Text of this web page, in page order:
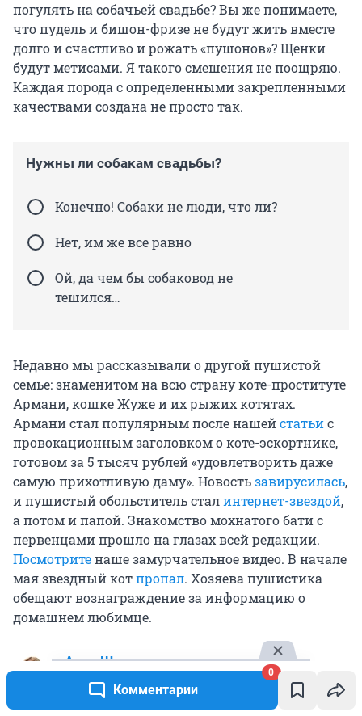
Комментарии
0
погулять на собачьей свадьбе? Вы же понимаете,
что пудель и бишон-фризе не будут жить вместе
долго и счастливо и рожать «пушонов»? Щенки
будут метисами. Я такого смешения не поощряю.
Каждая порода с определенными закрепленными
качествами создана не просто так.
Нужны ли собакам свадьбы?
Конечно! Собаки не люди, что ли?
Нет, им же все равно
Ой, да чем бы собаковод не
тешился…
Недавно мы рассказывали о другой пушистой
семье: знаменитом на всю страну коте-проституте
Армани, кошке Жуже и их рыжих котятах.
Армани стал популярным после нашейстатьис
провокационным заголовком о коте-эскортнике,
готовом за 5 тысяч рублей «удовлетворить даже
самую прихотливую даму». Новостьзавирусилась,
и пушистый обольститель сталинтернет-звездой,
а потом и папой. Знакомство мохнатого бати с
первенцами прошло на глазах всей редакции.
Посмотритенаше замурчательное видео. В начале
мая звездный котпропал. Хозяева пушистика
обещают вознаграждение за информацию о
домашнем любимце.
Анна Шорина